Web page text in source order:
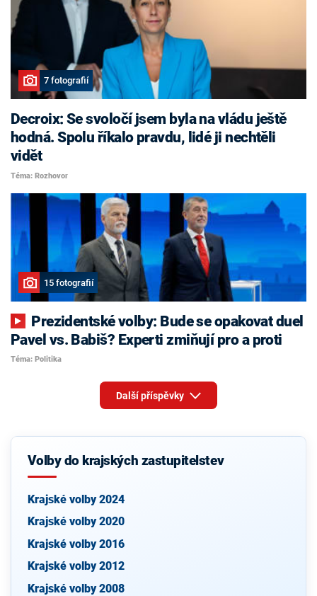
7 fotografií
Decroix: Se svoločí jsem byla na vládu ještě
hodná. Spolu říkalo pravdu, lidé ji nechtěli
vidět
Téma: Rozhovor
15 fotografií
Pavel vs. Babiš? Experti zmiňují pro a proti
Téma: Politika
Další příspěvky
Volby do krajských zastupitelstev
Krajské volby 2024
Krajské volby 2020
Krajské volby 2016
Krajské volby 2012
Krajské volby 2008